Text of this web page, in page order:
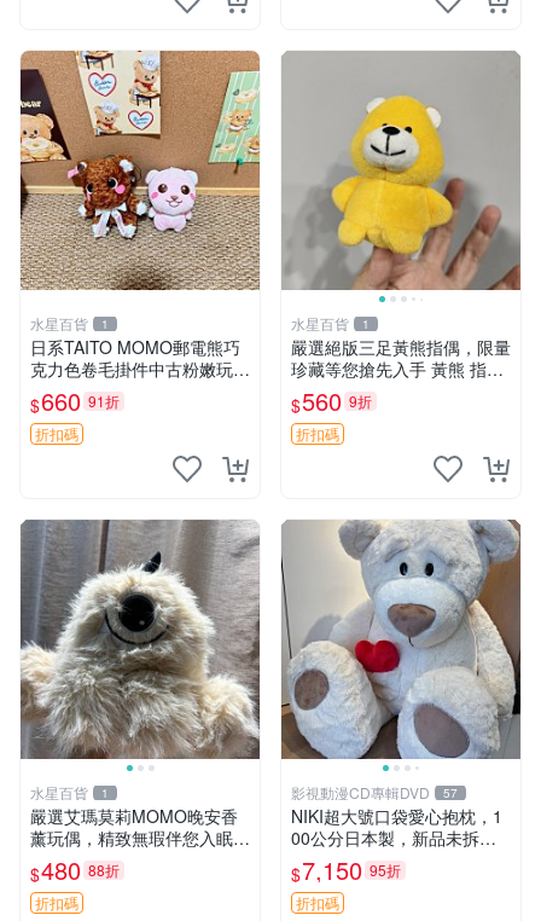
水星百貨 1
日系TAITO MOMO郵電熊巧
克力色卷毛掛件中古粉嫩玩偶
微瑕推薦 postpet momo 郵
電熊 中古玩偶
$660 91折
折扣碼
水星百貨 1
嚴選絕版三足黃熊指偶，限量
珍藏等您搶先入手 黃熊 指偶
珍藏品
$560 9折
折扣碼
水星百貨 1
嚴選艾瑪莫莉MOMO晚安香
薰玩偶，精致無瑕伴您入眠
晚安精靈 香薰玩具 玩偶收藏
$480 88折
折扣碼
影視動漫CD專輯DVD 57
NIKI超大號口袋愛心抱枕，1
00公分日本製，新品未拆封
胖嘟嘟收藏推薦 愛心抱枕 日
本 抱枕
$7,150 95折
折扣碼